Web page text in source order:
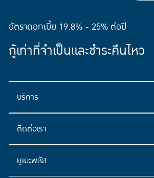
อัตราดอกเบี้ย 19.8% - 25% ต่อปี
กู้เท่าที่จำเป็นและชำระคืนไหว
บริการ
ติดต่อเรา
ยูเมะพลัส